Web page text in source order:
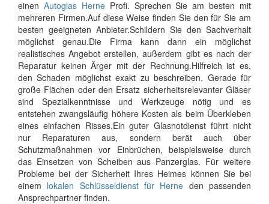
einen Autoglas HerneProfi. Sprechen Sie am besten mit
mehreren Firmen.Auf diese Weise finden Sie den für Sie am
besten geeigneten Anbieter.Schildern Sie den Sachverhalt
möglichst genau.Die Firma kann dann ein möglichst
realistisches Angebot erstellen, außerdem gibt es nach der
Reparatur keinen Ärger mit der Rechnung.Hilfreich ist es,
den Schaden möglichst exakt zu beschreiben. Gerade für
große Flächen oder den Ersatz sicherheitsrelevanter Gläser
sind Spezialkenntnisse und Werkzeuge nötig und es
entstehen zwangsläufig höhere Kosten als beim Überkleben
eines einfachen Risses.Ein guter Glasnotdienst führt nicht
nur Reparaturen aus, sondern berät auch über
Schutzmaßnahmen vor Einbrüchen, beispielsweise durch
das Einsetzen von Scheiben aus Panzerglas. Für weitere
Probleme bei der Sicherheit Ihres Heimes können Sie bei
einem lokalen Schlüsseldienst für Herne den passenden
Ansprechpartner finden.